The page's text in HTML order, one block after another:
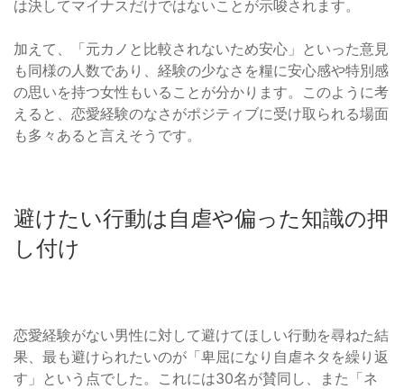
は決してマイナスだけではないことが示唆されます。
加えて、「元カノと比較されないため安心」といった意見
も同様の人数であり、経験の少なさを糧に安心感や特別感
の思いを持つ女性もいることが分かります。このように考
えると、恋愛経験のなさがポジティブに受け取られる場面
も多々あると言えそうです。
避けたい行動は自虐や偏った知識の押
し付け
恋愛経験がない男性に対して避けてほしい行動を尋ねた結
果、最も避けられたいのが「卑屈になり自虐ネタを繰り返
す」という点でした。これには30名が賛同し、また「ネ